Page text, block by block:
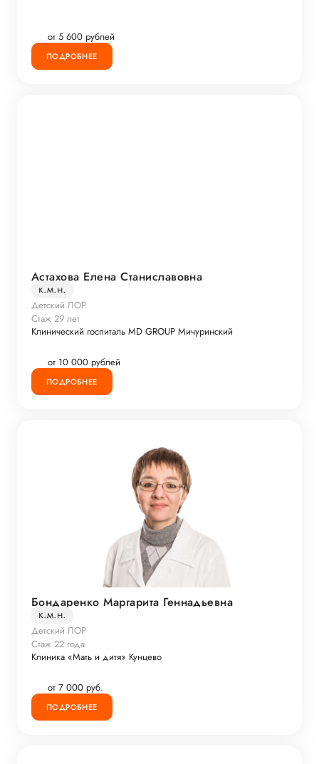
от 5 600 рублей
ПОДРОБНЕЕ
Астахова Елена Станиславовна
к.м.н.
Детский ЛОР
Стаж 29 лет
Клинический госпиталь MD GROUP Мичуринский
от 10 000 рублей
ПОДРОБНЕЕ
Бондаренко Маргарита Геннадьевна
к.м.н.
Детский ЛОР
Стаж 22 года
Клиника «Мать и дитя» Кунцево
от 7 000 руб.
ПОДРОБНЕЕ